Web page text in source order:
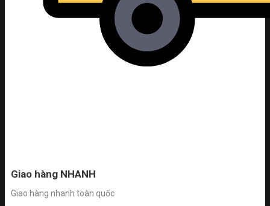
Giao hàng NHANH
Giao hàng nhanh toàn quốc